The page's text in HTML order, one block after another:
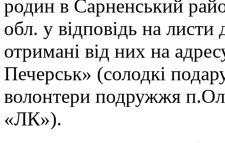
родин в Сарненський
обл. у відповідь на
отримані від них на
Печерськ» (солодкі
волонтери подружжя
«ЛК»).